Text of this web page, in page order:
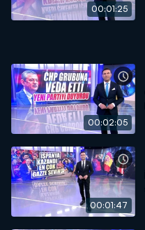
00:01:25
00:02:05
00:01:47